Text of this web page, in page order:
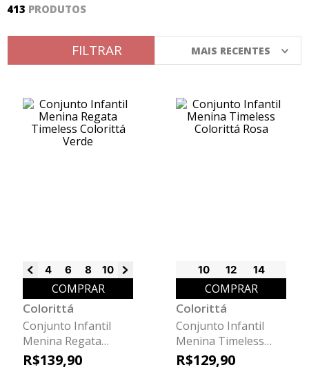
413 PRODUTOS
FILTRAR MAIS RECENTES
4 6 8 10 12
COMPRAR
Colorittá
Conjunto Infantil
Menina Regata
Timeless Colorittá
R$139,90
10 12 14
COMPRAR
Colorittá
Conjunto Infantil
Menina Timeless
Colorittá Rosa
R$129,90
8º
calça
9º
vestidos
colorittá